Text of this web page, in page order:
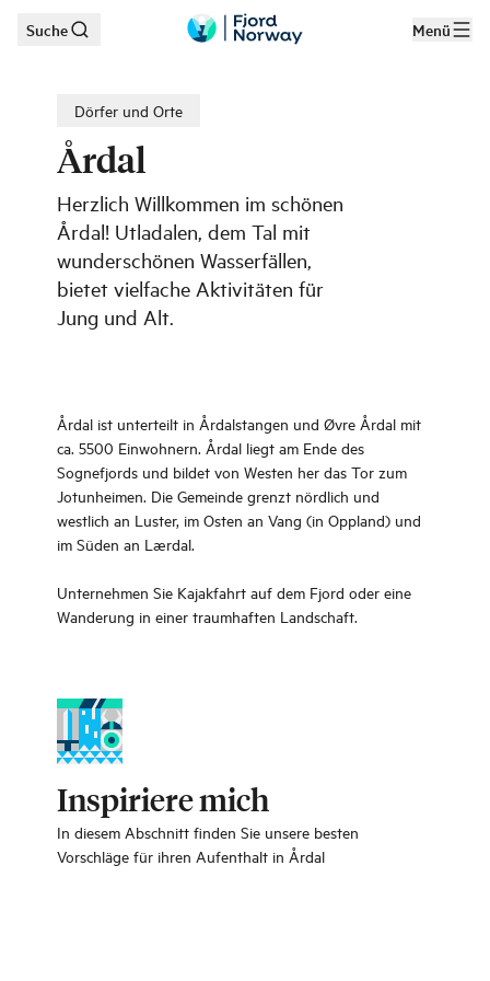
Zum Hauptinhalt
Suche Menü
Dörfer und Orte
Årdal
Herzlich Willkommen im schönen
Årdal! Utladalen, dem Tal mit
wunderschönen Wasserfällen,
bietet vielfache Aktivitäten für
Jung und Alt.
Årdal ist unterteilt in Årdalstangen und Øvre Årdal mit
ca. 5500 Einwohnern. Årdal liegt am Ende des
Sognefjords und bildet von Westen her das Tor zum
Jotunheimen. Die Gemeinde grenzt nördlich und
westlich an Luster, im Osten an Vang (in Oppland) und
im Süden an Lærdal.
Unternehmen Sie Kajakfahrt auf dem Fjord oder eine
Wanderung in einer traumhaften Landschaft.
Inspiriere mich
In diesem Abschnitt finden Sie unsere besten
Vorschläge für ihren Aufenthalt in Årdal